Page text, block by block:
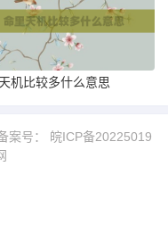
机比较多什么意思
案号： 皖ICP备20225019